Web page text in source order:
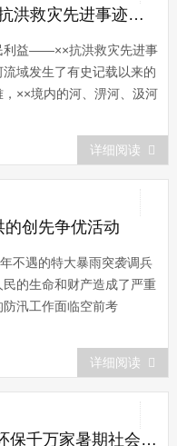
抗洪救灾先进事迹材料2020_抗洪救灾先进事迹材料
利益——××抗洪救灾先进事
发生了有史记载以来的
××境内的河、淠河、汲河
到了严重威胁。要害时刻，
指挥长××临危不乱，精心组
指挥有力，率领全县干群
洪救灾第一线，在短短半个
详细阅读
创先争优活动
不遇的特大暴雨突袭调兵
民的生命和财产造成了严重
防汛工作面临空前考
灾600户，涉及1244人、房
作物受灾面积达3000亩；
；桥梁被冲毁一座；公路被
详细阅读
[低碳生活你我他]低碳你我他环保千万家暑期社会实践总结